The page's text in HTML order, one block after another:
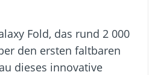
Fold, das rund 2 000
den ersten faltbaren
dieses innovative